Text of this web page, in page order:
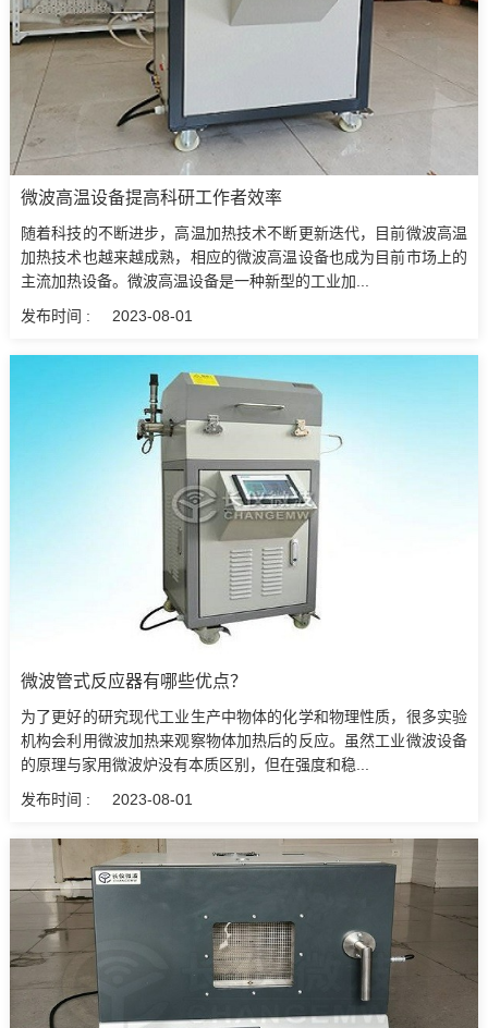
微波高温设备提高科研工作者效率
随着科技的不断进步，高温加热技术不断更新迭代，目前微波高温
加热技术也越来越成熟，相应的微波高温设备也成为目前市场上的
主流加热设备。微波高温设备是一种新型的工业加...
发布时间 :
2023-08-01
微波管式反应器有哪些优点？
为了更好的研究现代工业生产中物体的化学和物理性质，很多实验
机构会利用微波加热来观察物体加热后的反应。虽然工业微波设备
的原理与家用微波炉没有本质区别，但在强度和稳...
发布时间 :
2023-08-01